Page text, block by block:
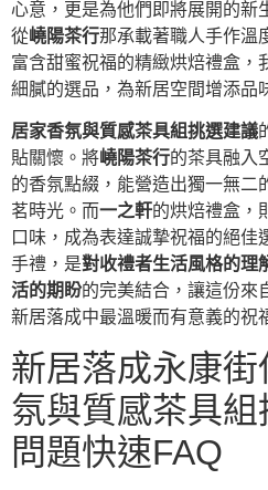
心意，更是為他們即將展開的新
從嶢陽茶行那承載著職人手作溫
富含甜蜜祝福的精緻烘焙禮盒，
細膩的選品，為新居空間增添品
居家香氛與質感茶具組挑選建議
貼關懷。將嶢陽茶行的茶具融入
的香氛點綴，能營造出獨一無二
茗時光。而一之軒的烘焙禮盒，
口味，成為表達誠摯祝福的絕佳
手禮，是對收禮者生活風格的理
活的期盼的完美結合，讓這份來
新居落成中最溫暖而有意義的祝
新居落成永康
氛與質感茶具
問題快速FAQ